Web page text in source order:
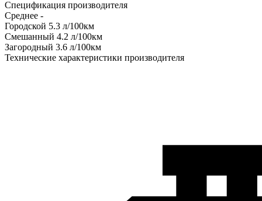
Спецификация производителя
Среднее -
Городской 5.3 л/100км
Смешанный 4.2 л/100км
Загородный 3.6 л/100км
Технические характеристики производителя